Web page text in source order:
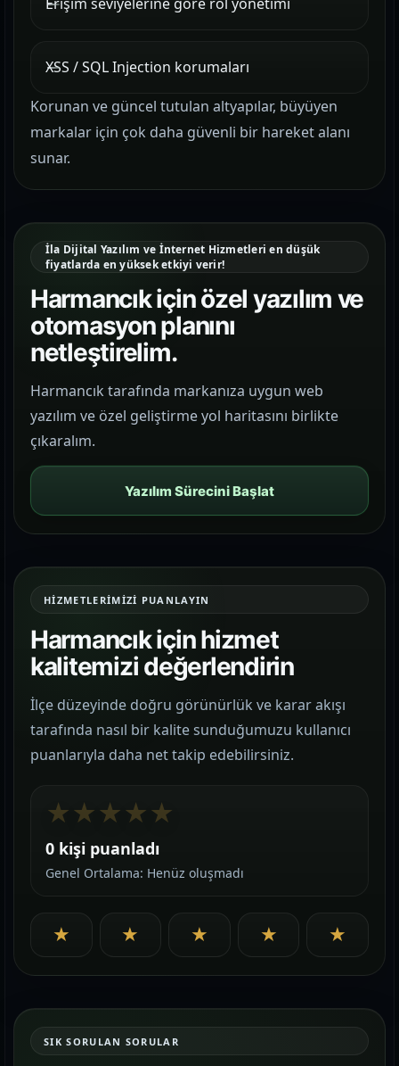
XSS / SQL Injection korumaları
Korunan ve güncel tutulan altyapılar, büyüyen
markalar için çok daha güvenli bir hareket alanı
sunar.
İla Dijital Yazılım ve İnternet Hizmetleri en düşük
fiyatlarda en yüksek etkiyi verir!
Harmancık için özel yazılım ve
otomasyon planını
netleştirelim.
Harmancık tarafında markanıza uygun web
yazılım ve özel geliştirme yol haritasını birlikte
çıkaralım.
Yazılım Sürecini Başlat
HIZMETLERIMIZI PUANLAYIN
Harmancık için hizmet
kalitemizi değerlendirin
İlçe düzeyinde doğru görünürlük ve karar akışı
tarafında nasıl bir kalite sunduğumuzu kullanıcı
puanlarıyla daha net takip edebilirsiniz.
★★★★★
0 kişi puanladı
Genel Ortalama: Henüz oluşmadı
★ ★ ★ ★ ★
SIK SORULAN SORULAR